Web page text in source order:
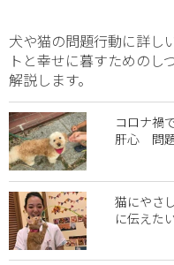
犬や猫の問題行動に詳し
トと幸せに暮すためのし
解説します。
コロナ禍
肝心 問
猫にやさ
に伝えた